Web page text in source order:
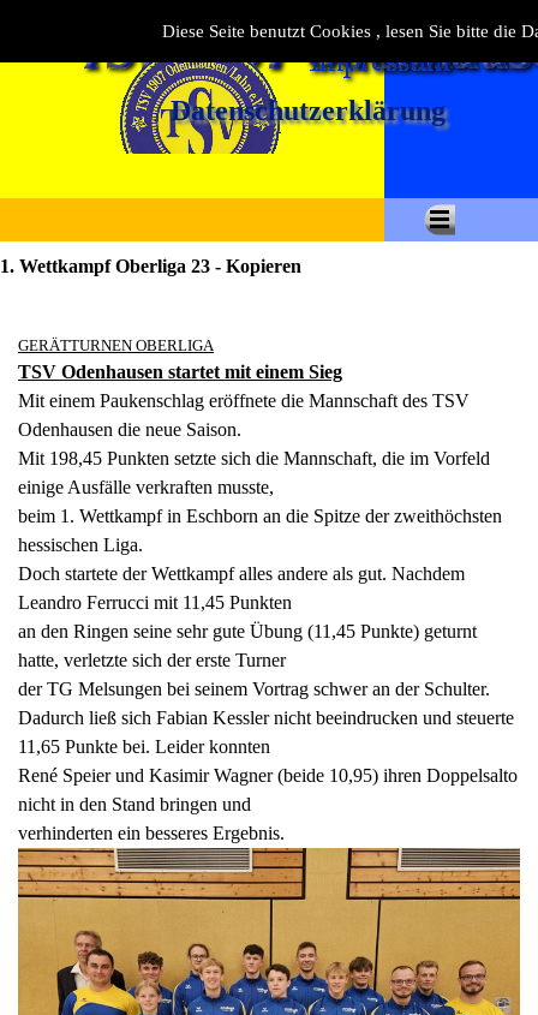
Diese Seite benutzt Cookies , lesen Sie bitte die
Datenschutzerklärung
1. Wettkampf Oberliga 23 - Kopieren
GERÄTTURNEN OBERLIGA
TSV Odenhausen startet mit einem Sieg
Mit einem Paukenschlag eröffnete die Mannschaft des TSV
Odenhausen die neue Saison.
Mit 198,45 Punkten setzte sich die Mannschaft, die im Vorfeld
einige Ausfälle verkraften musste,
beim 1. Wettkampf in Eschborn an die Spitze der zweithöchsten
hessischen Liga.
Doch startete der Wettkampf alles andere als gut. Nachdem
Leandro Ferrucci mit 11,45 Punkten
an den Ringen seine sehr gute Übung (11,45 Punkte) geturnt
hatte, verletzte sich der erste Turner
der TG Melsungen bei seinem Vortrag schwer an der Schulter.
Dadurch ließ sich Fabian Kessler nicht beeindrucken und steuerte
11,65 Punkte bei. Leider konnten
René Speier und Kasimir Wagner (beide 10,95) ihren Doppelsalto
nicht in den Stand bringen und
verhinderten ein besseres Ergebnis.